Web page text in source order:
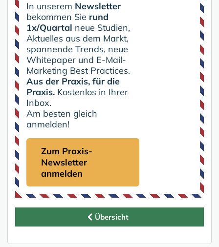
In unserem Newsletter
bekommen Sie rund
1x/Quartal neue Studien,
Aktuelles aus dem Markt,
spannende Trends, neue
Whitepaper und E-Mail-
Marketing Best Practices.
Aus der Praxis, für die
Praxis. Kostenlos in Ihrer
Inbox.
Am besten gleich
anmelden!
Zum Praxis-
Newsletter
anmelden
Übersicht